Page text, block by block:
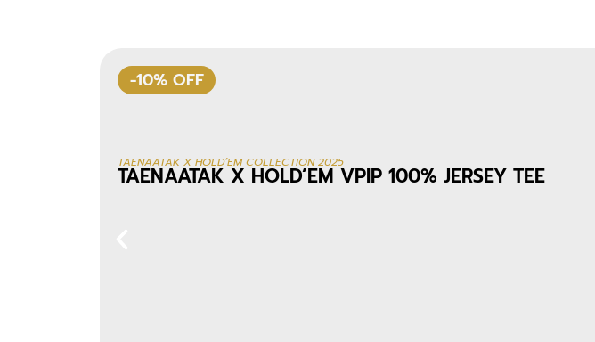
-10% OFF
TAENAATAK X HOLD’EM COLLECTION 2025
TAENAATAK X HOLD’EM VPIP 100% JERSEY TEE